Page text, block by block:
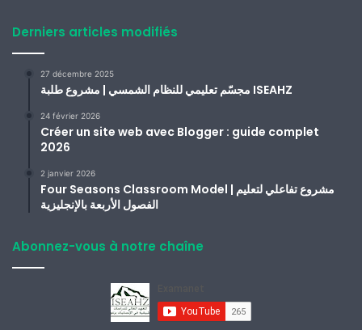
Derniers articles modifiés
27 décembre 2025
مجسّم تعليمي للنظام الشمسي | مشروع طلبة ISEAHZ
24 février 2026
Créer un site web avec Blogger : guide complet
2026
2 janvier 2026
Four Seasons Classroom Model | مشروع تفاعلي لتعليم
الفصول الأربعة بالإنجليزية
Abonnez-vous à notre chaîne